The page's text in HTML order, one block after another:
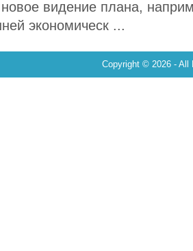
новое видение плана,
экономическ ...
Copyright © 2026 - All